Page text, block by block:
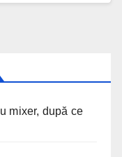
mixer, după ce